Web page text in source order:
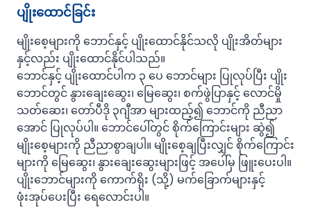
ပျိုးထောင်ခြင်း
မျိုးစေ့များကို ဘောင်နှင့် ပျိုးထောင်နိုင်သလို ပျိုးအိတ်များ
နှင့်လည်း ပျိုးထောင်နိုင်ပါသည်။
ဘောင်နှင့် ပျိုးထောင်ပါက ၃ ပေ ဘောင်များ ပြုလုပ်ပြီး ပျိုး
ဘောင်တွင် နွားချေးဆွေး၊ မြေဆွေး၊ စက်ဖွဲပြာနှင့် လောင်မှို
သတ်ဆေး၊ တော်ပီဒို ၃ဂျီအာ များထည့်၍ ဘောင်ကို ညီညာ
အောင် ပြုလုပ်ပါ။ ဘောင်ပေါ်တွင် စိုက်ကြောင်းများ ဆွဲ၍
မျိုးစေ့များကို ညီညာစွာချပါ။ မျိုးစေ့ချပြီးလျှင် စိုက်ကြောင်း
များကို မြေဆွေး၊ နွားချေးဆွေးများဖြင့် အပေါ်မှ ဖြူးပေးပါ။
ပျိုးဘောင်များကို ကောက်ရိုး (သို့) မက်ခြောက်များနှင့်
ဖုံးအုပ်ပေးပြီး ရေလောင်းပါ။